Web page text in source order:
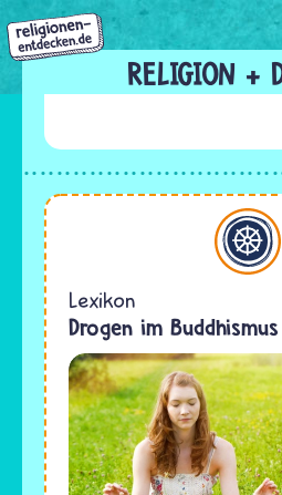
Direkt
zum
Inhalt
RELIGION +
Buddhismus
Lexikon
Drogen im Buddhismus